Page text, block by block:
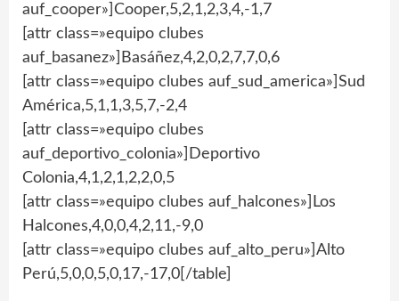
auf_cooper»]Cooper,5,2,1,2,3,4,-1,7
[attr class=»equipo clubes
auf_basanez»]Basáñez,4,2,0,2,7,7,0,6
[attr class=»equipo clubes auf_sud_america»]Sud
América,5,1,1,3,5,7,-2,4
[attr class=»equipo clubes
auf_deportivo_colonia»]Deportivo
Colonia,4,1,2,1,2,2,0,5
[attr class=»equipo clubes auf_halcones»]Los
Halcones,4,0,0,4,2,11,-9,0
[attr class=»equipo clubes auf_alto_peru»]Alto
Perú,5,0,0,5,0,17,-17,0[/table]